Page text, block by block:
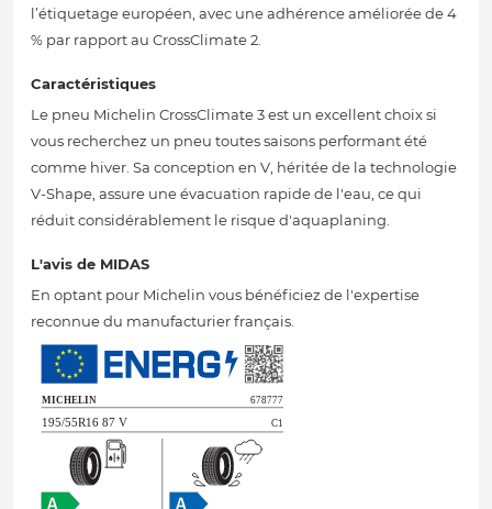
l’étiquetage européen, avec une adhérence améliorée de 4
% par rapport au CrossClimate 2.
Caractéristiques
Le pneu Michelin CrossClimate 3 est un excellent choix si
vous recherchez un pneu toutes saisons performant été
comme hiver. Sa conception en V, héritée de la technologie
V-Shape, assure une évacuation rapide de l'eau, ce qui
réduit considérablement le risque d'aquaplaning.
L'avis de MIDAS
En optant pour Michelin vous bénéficiez de l'expertise
reconnue du manufacturier français.